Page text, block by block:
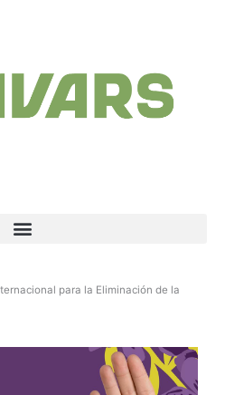
Menu
para la Eliminación de la